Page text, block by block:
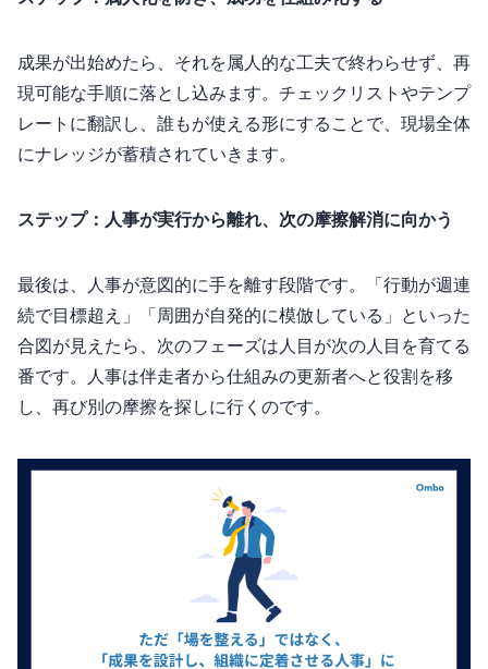
成果が出始めたら、それを“属人的な工夫”で終わらせず、再
現可能な手順に落とし込みます。チェックリストやテンプ
レートに翻訳し、誰もが使える形にすることで、現場全体
にナレッジが蓄積されていきます。
ステップ6：人事が実行から離れ、次の摩擦解消に向かう
最後は、人事が意図的に手を離す段階です。「行動KPIが3週連
続で目標超え」「周囲が自発的に模倣している」といった
合図が見えたら、次のフェーズは“1人目”が次の1人目を育てる
番です。人事は伴走者から仕組みの更新者へと役割を移
し、再び別の摩擦を探しに行くのです。